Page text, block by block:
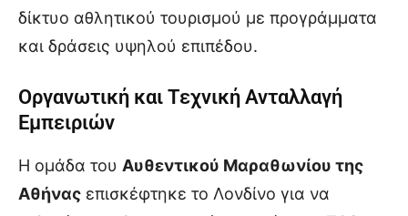
δίκτυο αθλητικού τουρισμού με προγράμματα
και δράσεις υψηλού επιπέδου.
Οργανωτική και Τεχνική Ανταλλαγή
Εμπειριών
Η ομάδα του Αυθεντικού Μαραθωνίου της
Αθήνας επισκέφτηκε το Λονδίνο για να